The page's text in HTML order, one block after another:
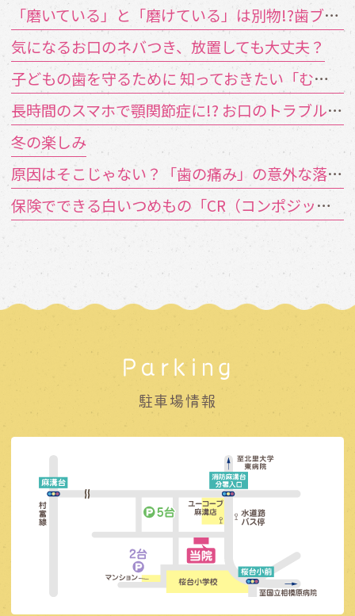
「磨いている」と「磨けている」は別物!?歯ブラシが届かない汚れの対策
気になるお口のネバつき、放置しても大丈夫？
子どもの歯を守るために 知っておきたい「むし歯の4要素」
長時間のスマホで顎関節症に!? お口のトラブルを招く「TCH（歯列接触癖）」とは
冬の楽しみ
原因はそこじゃない？「歯の痛み」の意外な落とし穴
保険でできる白いつめもの「CR（コンポジットレジン）」とは？
Parking
駐車場情報